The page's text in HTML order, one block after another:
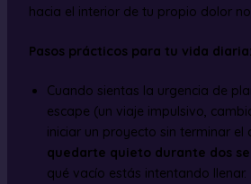
hacia el interior de tu propio dolor no
Pasos prácticos para tu vida diaria:
Cuando sientas la urgencia de
escape (un viaje impulsivo,
iniciar un proyecto sin terminar
quedarte quieto durante dos
qué vacío estás intentando llenar.